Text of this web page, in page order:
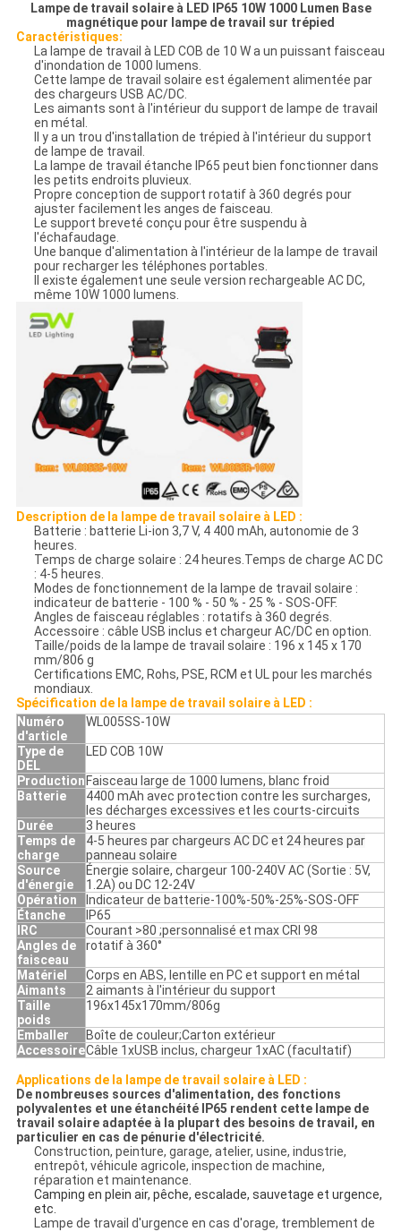
Lampe de travail solaire à LED IP65 10W 1000 Lumen Base
magnétique pour lampe de travail sur trépied
Caractéristiques:
La lampe de travail à LED COB de 10 W a un puissant faisceau
d'inondation de 1000 lumens.
Cette lampe de travail solaire est également alimentée par
des chargeurs USB AC/DC.
Les aimants sont à l'intérieur du support de lampe de travail
en métal.
Il y a un trou d'installation de trépied à l'intérieur du support
de lampe de travail.
La lampe de travail étanche IP65 peut bien fonctionner dans
les petits endroits pluvieux.
Propre conception de support rotatif à 360 degrés pour
ajuster facilement les anges de faisceau.
Le support breveté conçu pour être suspendu à
l'échafaudage.
Une banque d'alimentation à l'intérieur de la lampe de travail
pour recharger les téléphones portables.
Il existe également une seule version rechargeable AC DC,
même 10W 1000 lumens.
Description de la lampe de travail solaire à LED :
Batterie : batterie Li-ion 3,7 V, 4 400 mAh, autonomie de 3
heures.
Temps de charge solaire : 24 heures.Temps de charge AC DC
: 4-5 heures.
Modes de fonctionnement de la lampe de travail solaire :
indicateur de batterie - 100 % - 50 % - 25 % - SOS-OFF.
Angles de faisceau réglables : rotatifs à 360 degrés.
Accessoire : câble USB inclus et chargeur AC/DC en option.
Taille/poids de la lampe de travail solaire : 196 x 145 x 170
mm/806 g
Certifications EMC, Rohs, PSE, RCM et UL pour les marchés
mondiaux.
Spécification de la lampe de travail solaire à LED :
Numéro
d'article
WL005SS-10W
Type de
DEL
LED COB 10W
Production Faisceau large de 1000 lumens, blanc froid
Batterie
4400 mAh avec protection contre les surcharges,
les décharges excessives et les courts-circuits
Durée
3 heures
Temps de
charge
4-5 heures par chargeurs AC DC et 24 heures par
panneau solaire
Source
d'énergie
Énergie solaire, chargeur 100-240V AC (Sortie : 5V,
1.2A) ou DC 12-24V
Opération
Indicateur de batterie-100%-50%-25%-SOS-OFF
Étanche
IP65
IRC
Courant >80 ;personnalisé et max CRI 98
Angles de
faisceau
rotatif à 360°
Matériel
Corps en ABS, lentille en PC et support en métal
Aimants
2 aimants à l'intérieur du support
Taille
poids
196x145x170mm/806g
Emballer
Boîte de couleur;Carton extérieur
AccessoireCâble 1xUSB inclus, chargeur 1xAC (facultatif)
Applications de la lampe de travail solaire à LED :
De nombreuses sources d'alimentation, des fonctions
polyvalentes et une étanchéité IP65 rendent cette lampe de
travail solaire adaptée à la plupart des besoins de travail, en
particulier en cas de pénurie d'électricité.
Construction, peinture, garage, atelier, usine, industrie,
entrepôt, véhicule agricole, inspection de machine,
réparation et maintenance.
Camping en plein air, pêche, escalade, sauvetage et urgence,
etc.
Lampe de travail d'urgence en cas d'orage, tremblement de